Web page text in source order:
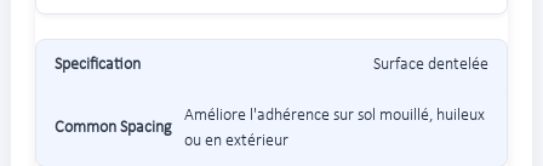
Surface dentelée
Améliore l'adhérence sur sol mouillé, huileux
ou en extérieur